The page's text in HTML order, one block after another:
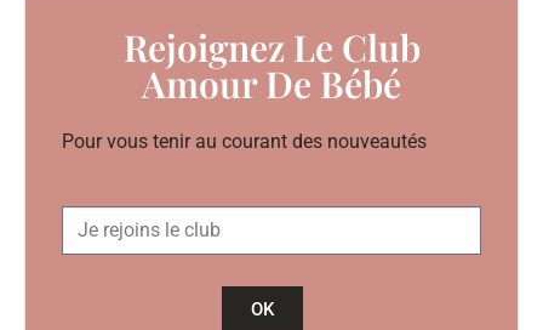
Rejoignez Le Club
Amour De Bébé
Pour vous tenir au courant des nouveautés
OK